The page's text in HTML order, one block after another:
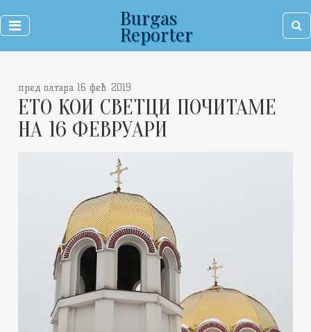
Burgas
Reporter
пред олтара 16 фев. 2019
ЕТО КОИ СВЕТЦИ ПОЧИТАМЕ
НА 16 ФЕВРУАРИ